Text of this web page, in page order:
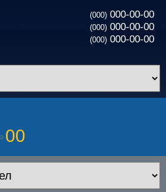
(000) 000-00-00
(000) 000-00-00
(000) 000-00-00
00